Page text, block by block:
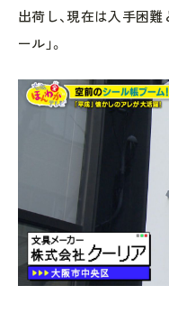
出荷し、現在は入手困
ール」。